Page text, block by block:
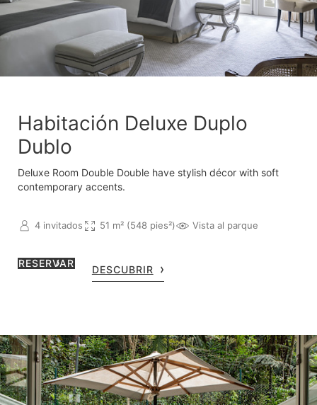
Habitación Deluxe Duplo
Dublo
Deluxe Room Double Double have stylish décor with soft
contemporary accents.
4 invitados 51 m² (548 pies²) Vista al parque
RESERVAR
DESCUBRIR